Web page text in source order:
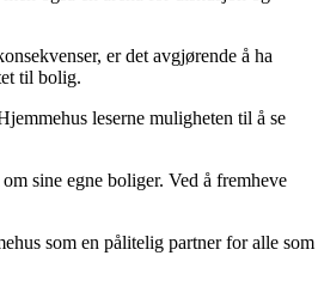
er det avgjørende å ha
til bolig.
leserne muligheten til å se
sine egne boliger. Ved å fremheve
som en pålitelig partner for alle som